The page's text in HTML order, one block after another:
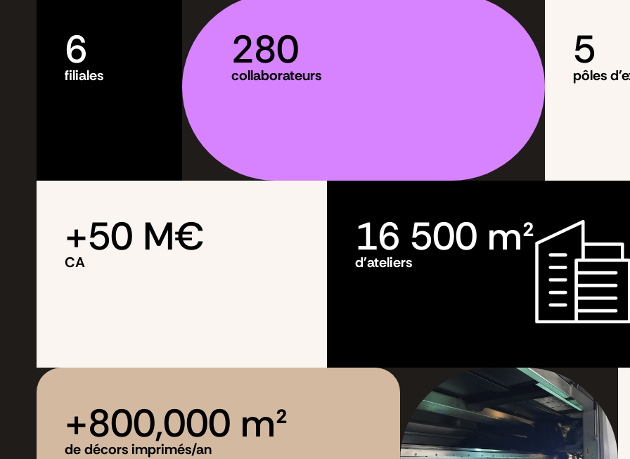
filiales
6
collaborateurs
280
pôles
5
CA
+50 M€
d'ateliers
16 500 m²
de décors imprimés/an
+800,000 m²